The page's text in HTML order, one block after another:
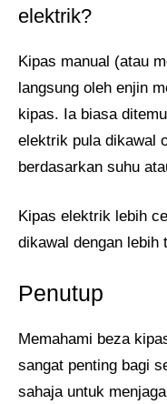
elektrik?
Kipas manual (atau
langsung oleh enjin
kipas. Ia biasa
elektrik pula dikawal
berdasarkan suhu
Kipas elektrik lebih
dikawal dengan lebih
Penutup
Memahami beza
sangat penting bagi
sahaja untuk